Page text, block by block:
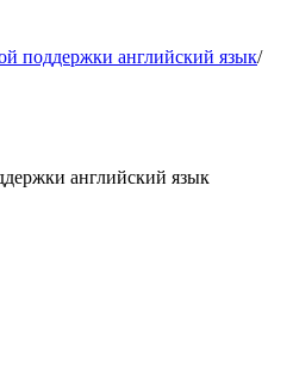
поддержки английский язык/
английский язык